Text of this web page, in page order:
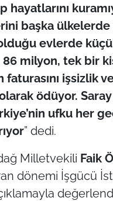
hayatlarını
başka ülkelerde
evlerde
86 milyon, tek bir
faturasını işsizlik
olarak ödüyor.
ufku her
” dedi.
Milletvekili Faik
dönemi İşgücü
News
A
Eğitim